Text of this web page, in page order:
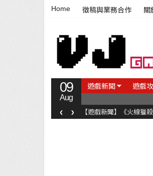
Home 徵稿與業務合作 關
09
Aug
遊戲新聞 遊戲
【遊戲新聞】《火線獵
‹ ›